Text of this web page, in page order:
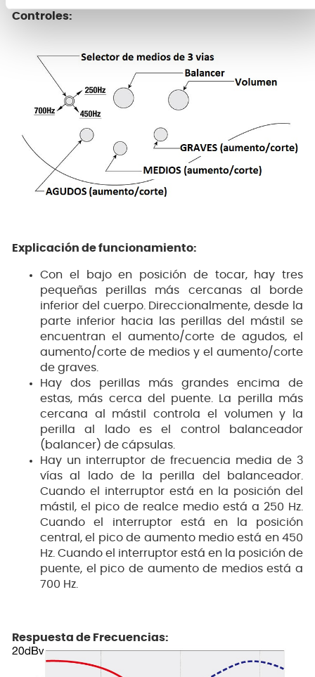
Controles:
Explicación de funcionamiento:
Con el bajo en posición de tocar, hay tres
pequeñas perillas más cercanas al borde
inferior del cuerpo. Direccionalmente, desde la
parte inferior hacia las perillas del mástil se
encuentran el aumento/corte de agudos, el
aumento/corte de medios y el aumento/corte
de graves.
Hay dos perillas más grandes encima de
estas, más cerca del puente. La perilla más
cercana al mástil controla el volumen y la
perilla al lado es el control balanceador
(balancer) de cápsulas.
Hay un interruptor de frecuencia media de 3
vías al lado de la perilla del balanceador.
Cuando el interruptor está en la posición del
mástil, el pico de realce medio está a 250 Hz.
Cuando el interruptor está en la posición
central, el pico de aumento medio está en 450
Hz. Cuando el interruptor está en la posición de
puente, el pico de aumento de medios está a
700 Hz.
Respuesta de Frecuencias: